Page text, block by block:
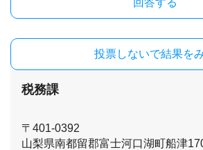
投票しないで結果を
税務課
〒401-0392
山梨県南都留郡富士河口湖町船津